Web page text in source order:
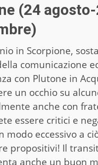
(24
in Scorpione,
comunicazione
con Plutone in
un occhio su
anche con
essere critici e
modo eccessivo a
propositivi! Il
anche un buon